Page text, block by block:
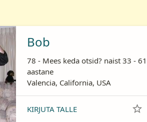
Bob
78 - Mees keda otsid? naist 33 - 61
aastane
Valencia, California, USA
KIRJUTA TALLE 